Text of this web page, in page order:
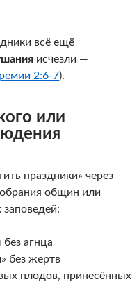
всё ещё
исчезли —
2:6-7).
или
праздники» через
общин или
агнца
без жертв
плодов, принесённых